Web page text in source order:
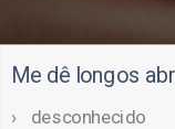
Me dê longos
desconhecido